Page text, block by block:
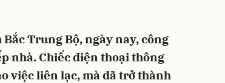
Trung Bộ, ngày nay, công
nhà. Chiếc điện thoại thông
việc liên lạc, mà đã trở thành
Hủy